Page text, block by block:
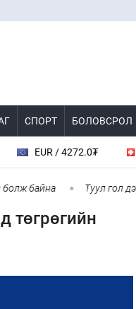
СПОРТ БОЛОВСРОЛ
EUR / 4272.0₮
байна Туул гол
төгрөгийн